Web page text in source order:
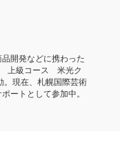
開発などに携わった
上級コース 米光ク
。現在、札幌国際芸術
ートとして参加中。